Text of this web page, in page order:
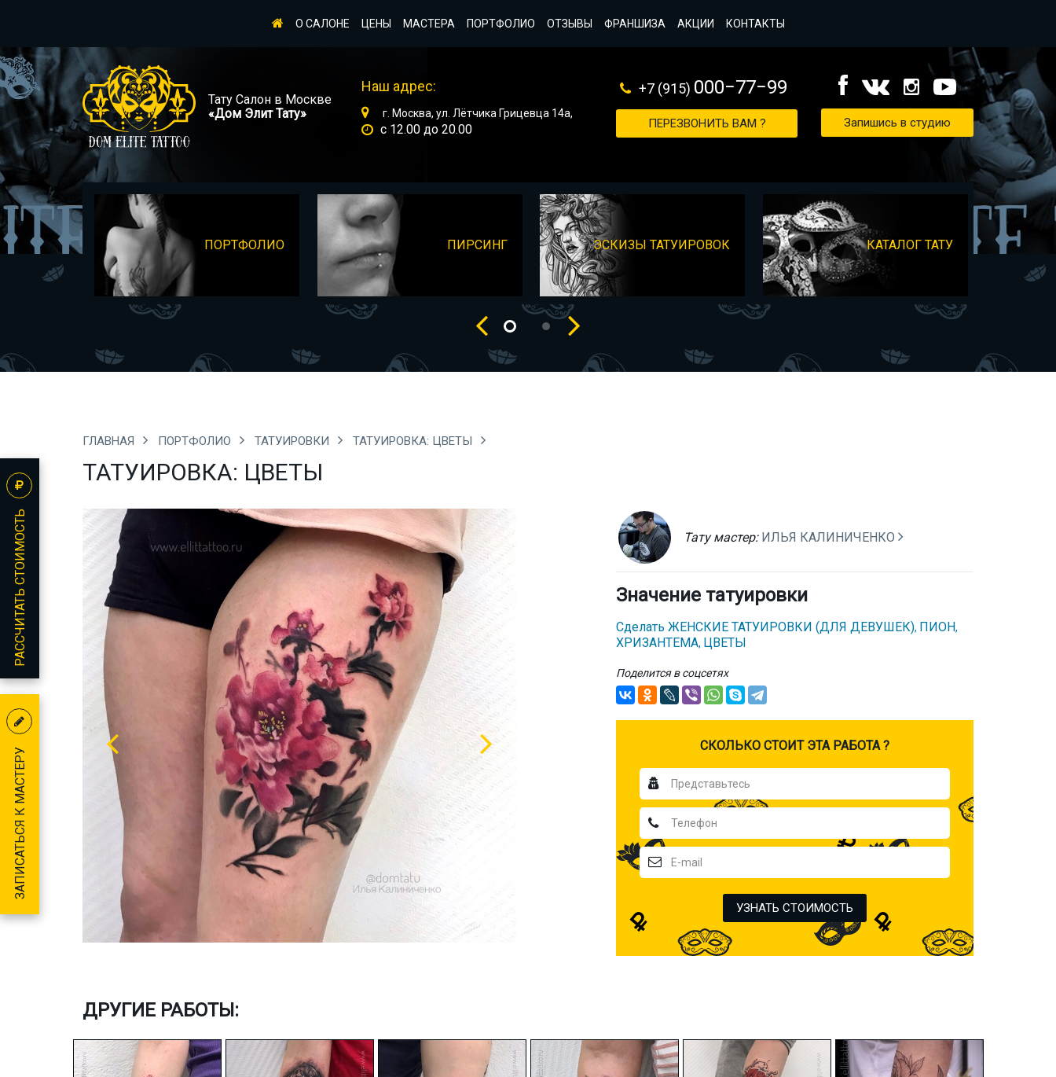
О САЛОНЕ ЦЕНЫ МАСТЕРА ПОРТФОЛИО ОТЗЫВЫ ФРАНШИЗА АКЦИИ КОНТАКТЫ
Тату Салон в Москве
«Дом Элит Тату»
Наш адрес:
г. Москва, ул. Лётчика Грицевца 14а,
с 12.00 до 20.00
+7 (915) 000−77−99
ПЕРЕЗВОНИТЬ ВАМ ? Запишись в студию
ПОРТФОЛИО ПИРСИНГ ЭСКИЗЫ ТАТУИРОВОК КАТАЛОГ ТАТУ
ГЛАВНАЯ ПОРТФОЛИО ТАТУИРОВКИ ТАТУИРОВКА: ЦВЕТЫ
ТАТУИРОВКА: ЦВЕТЫ
Тату мастер: ИЛЬЯ КАЛИНИЧЕНКО
Значение татуировки
Сделать ЖЕНСКИЕ ТАТУИРОВКИ (ДЛЯ ДЕВУШЕК), ПИОН,
ХРИЗАНТЕМА, ЦВЕТЫ
Поделится в соцсетях
CКОЛЬКО СТОИТ ЭТА РАБОТА ?
УЗНАТЬ СТОИМОСТЬ
ДРУГИЕ РАБОТЫ:
РАССЧИТАТЬ СТОИМОСТЬ
ЗАПИСАТЬСЯ К МАСТЕРУ